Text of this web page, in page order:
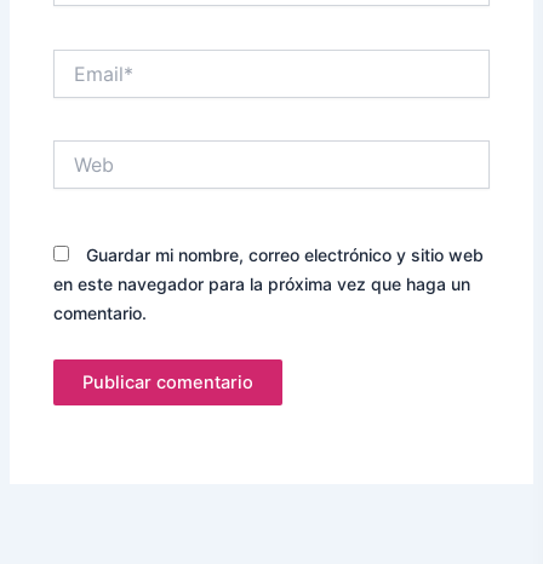
Guardar mi nombre, correo electrónico y sitio web
en este navegador para la próxima vez que haga un
comentario.